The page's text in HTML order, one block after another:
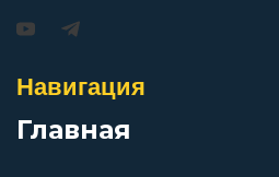
Комары
гитары
Перейти
Навигация
Главная